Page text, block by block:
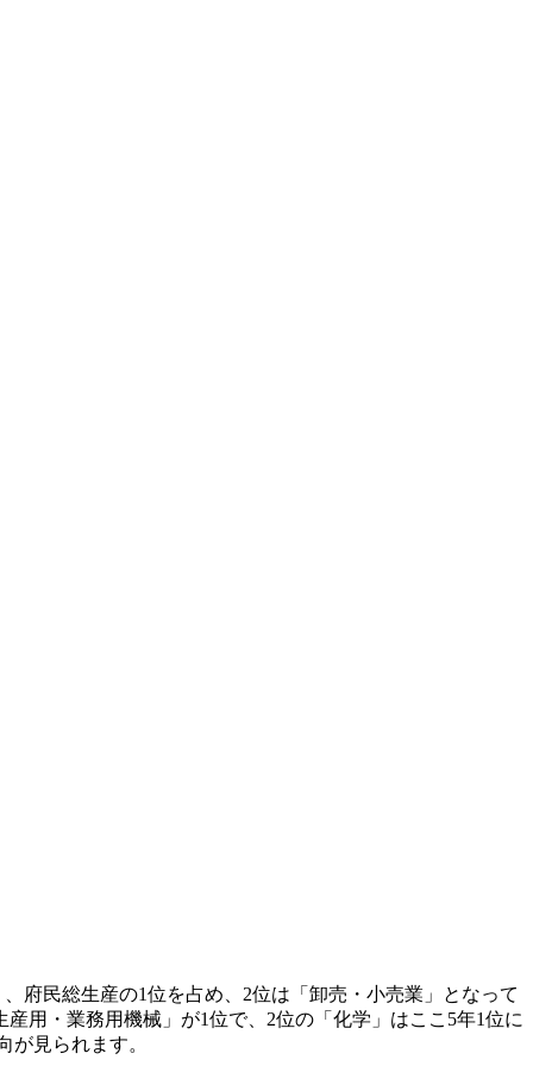
府民総生産の1位を占め、2位は「卸売・小売業」となって
用・業務用機械」が1位で、2位の「化学」はここ5年1位に
見られます。